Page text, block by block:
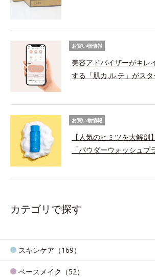
お買い物情報
美容アドバイザーがキレ
する「肌カ.ル.テ」がスタ
お買い物情報
【人気のヒミツを大解剖
「パウダーウォッシュプ
カテゴリで探す
スキンケア（169）
ベースメイク（52）